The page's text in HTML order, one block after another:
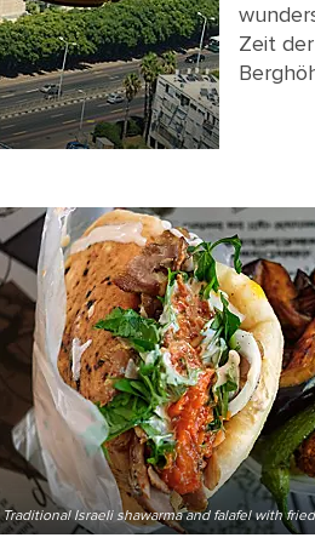
Zeit
Traditional Israeli shawarma and falafel with